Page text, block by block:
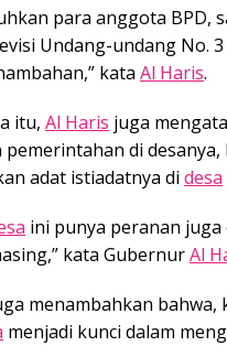
para anggota BPD,
Undang-undang No.
kata Al Haris.
itu, Al Haris juga
di
adat istiadatnya di desa
ini punya peranan
kata GubernurAl
menambahkan
menjadi kunci dalam